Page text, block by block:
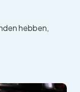
hebben,